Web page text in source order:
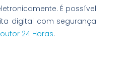
É possível
digital com segurança
24 Horas.